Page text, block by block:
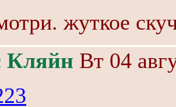
жуткое
Кляйн Вт 04